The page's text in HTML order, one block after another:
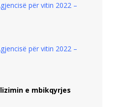
për vitin 2022 –
për vitin 2022 –
e mbikqyrjes